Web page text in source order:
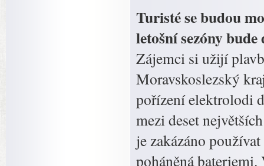
Turisté se budou
letošní sezóny
Zájemci si užijí
Moravskoslezský
pořízení elektrolodi
mezi deset
je zakázáno
poháněná